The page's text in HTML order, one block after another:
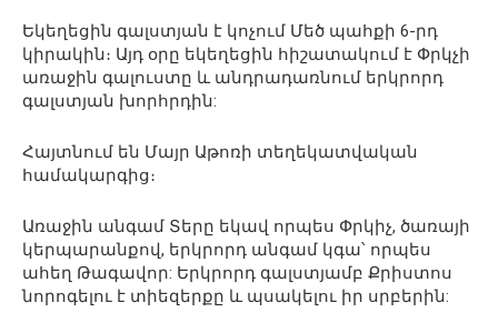
Եկեղեցին գալստյան է կոչում Մեծ պահքի 6-րդ
կիրակին։ Այդ օրը եկեղեցին հիշատակում է Փրկչի
առաջին գալուստը և անդրադառնում երկրորդ
գալստյան խորհրդին:
Հայտնում են Մայր Աթոռի տեղեկատվական
համակարգից։
Առաջին անգամ Տերը եկավ որպես Փրկիչ, ծառայի
կերպարանքով, երկրորդ անգամ կգա՝ որպես
ահեղ Թագավոր: Երկրորդ գալստյամբ Քրիստոս
նորոգելու է տիեզերքը և պսակելու իր սրբերին: